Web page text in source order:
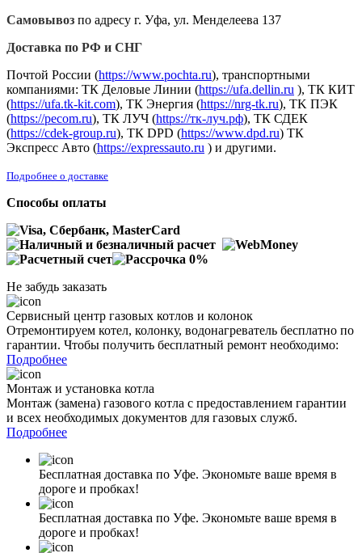
Самовывоз по адресу г. Уфа, ул. Менделеева 137
Доставка по РФ и СНГ
Почтой России (https://www.pochta.ru), транспортными
компаниями: ТК Деловые Линии (https://ufa.dellin.ru ), ТК КИТ
(https://ufa.tk-kit.com), ТК Энергия (https://nrg-tk.ru), ТK ПЭК
(https://pecom.ru), ТК ЛУЧ (https://тк-луч.рф), ТК СДЕК
(https://cdek-group.ru), ТК DPD (https://www.dpd.ru) ТК
Экспресс Авто (https://expressauto.ru ) и другими.
Подробнее о доставке
Способы оплаты
Не забудь заказать
Сервисный центр газовых котлов и колонок
Отремонтируем котел, колонку, водонагреватель бесплатно по
гарантии. Чтобы получить бесплатный ремонт необходимо:
Подробнее
Монтаж и установка котла
Монтаж (замена) газового котла с предоставлением гарантии
и всех необходимых документов для газовых служб.
Подробнее
Бесплатная доставка по Уфе. Экономьте ваше время в
дороге и пробках!
Бесплатная доставка по Уфе. Экономьте ваше время в
дороге и пробках!